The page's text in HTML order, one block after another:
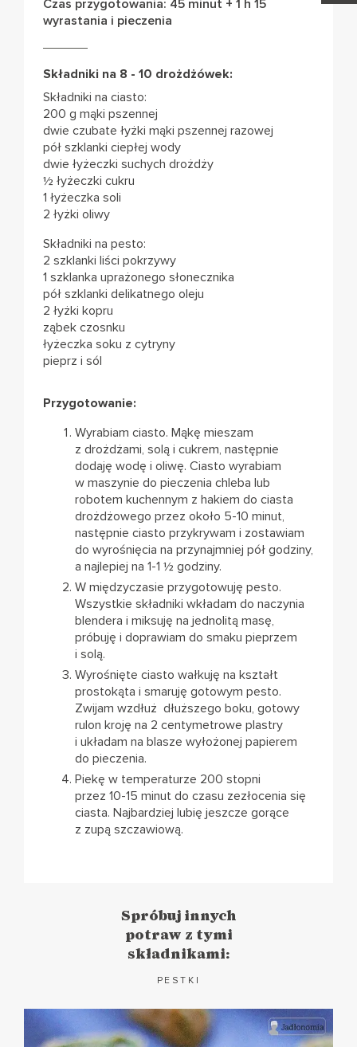
Czas przygotowania: 45 minut + 1 h 15
wyrastania i pieczenia
Składniki na 8 - 10 drożdżówek:
Składniki na ciasto:
200 g mąki pszennej
dwie czubate łyżki mąki pszennej razowej
pół szklanki ciepłej wody
dwie łyżeczki suchych drożdży
½ łyżeczki cukru
1 łyżeczka soli
2 łyżki oliwy
Składniki na pesto:
2 szklanki liści pokrzywy
1 szklanka uprażonego słonecznika
pół szklanki delikatnego oleju
2 łyżki kopru
ząbek czosnku
łyżeczka soku z cytryny
pieprz i sól
Przygotowanie:
Wyrabiam ciasto. Mąkę mieszam
z drożdżami, solą i cukrem, następnie
dodaję wodę i oliwę. Ciasto wyrabiam
w maszynie do pieczenia chleba lub
robotem kuchennym z hakiem do ciasta
drożdżowego przez około 5-10 minut,
następnie ciasto przykrywam i zostawiam
do wyrośnięcia na przynajmniej pół godziny,
a najlepiej na 1-1 ½ godziny.
W międzyczasie przygotowuję pesto.
Wszystkie składniki wkładam do naczynia
blendera i miksuję na jednolitą masę,
próbuję i doprawiam do smaku pieprzem
i solą.
Wyrośnięte ciasto wałkuję na kształt
prostokąta i smaruję gotowym pesto.
Zwijam wzdłuż dłuższego boku, gotowy
rulon kroję na 2 centymetrowe plastry
i układam na blasze wyłożonej papierem
do pieczenia.
Piekę w temperaturze 200 stopni
przez 10-15 minut do czasu zezłocenia się
ciasta. Najbardziej lubię jeszcze gorące
z zupą szczawiową.
Spróbuj innych
potraw z tymi
składnikami:
PESTKI